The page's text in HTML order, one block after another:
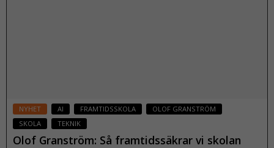
NYHET AI FRAMTIDSSKOLA
OLOF GRANSTRÖM
SKOLA
TEKNIK
Olof Granström: Så framtidssäkrar vi skolan